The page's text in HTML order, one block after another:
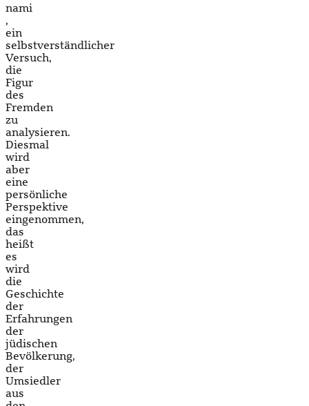
nami
,
ein
selbstverständlicher
Versuch,
die
Figur
des
Fremden
zu
analysieren.
Diesmal
wird
aber
eine
persönliche
Perspektive
eingenommen,
das
heißt
es
wird
die
Geschichte
der
Erfahrungen
der
jüdischen
Bevölkerung,
der
Umsiedler
aus